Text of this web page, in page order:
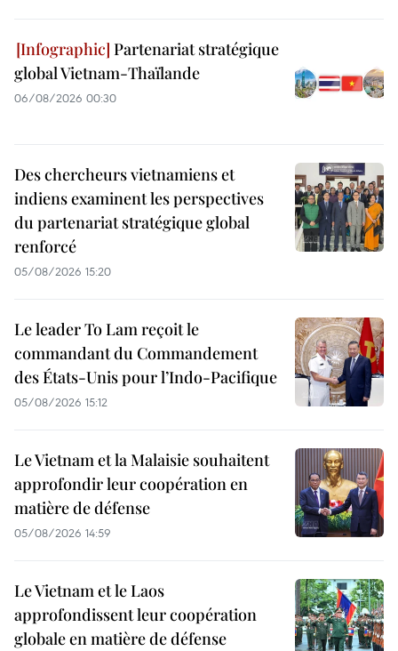
Partenariat stratégique
global Vietnam-Thaïlande
06/08/2026 00:30
Des chercheurs vietnamiens et
indiens examinent les perspectives
du partenariat stratégique global
renforcé
05/08/2026 15:20
Le leader To Lam reçoit le
commandant du Commandement
des États-Unis pour l’Indo-Pacifique
05/08/2026 15:12
Le Vietnam et la Malaisie souhaitent
approfondir leur coopération en
matière de défense
05/08/2026 14:59
Le Vietnam et le Laos
approfondissent leur coopération
globale en matière de défense